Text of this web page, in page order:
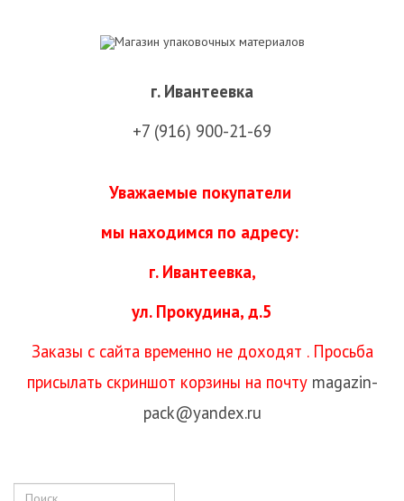
г. Ивантеевка
+7 (916) 900-21-69
Уважаемые покупатели
мы находимся по адресу:
г. Ивантеевка,
ул. Прокудина, д.5
Заказы с сайта временно не доходят . Просьба
присылать скриншот корзины на почту magazin-
pack@yandex.ru
Поиск